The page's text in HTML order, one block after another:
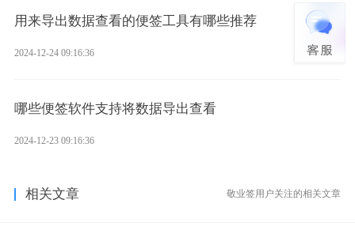
用来导出数据查看的便签工具有哪些推荐
2024-12-24 09:16:36
哪些便签软件支持将数据导出查看
2024-12-23 09:16:36
相关文章 敬业签用户关注的相关文章